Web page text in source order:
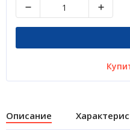
Описание